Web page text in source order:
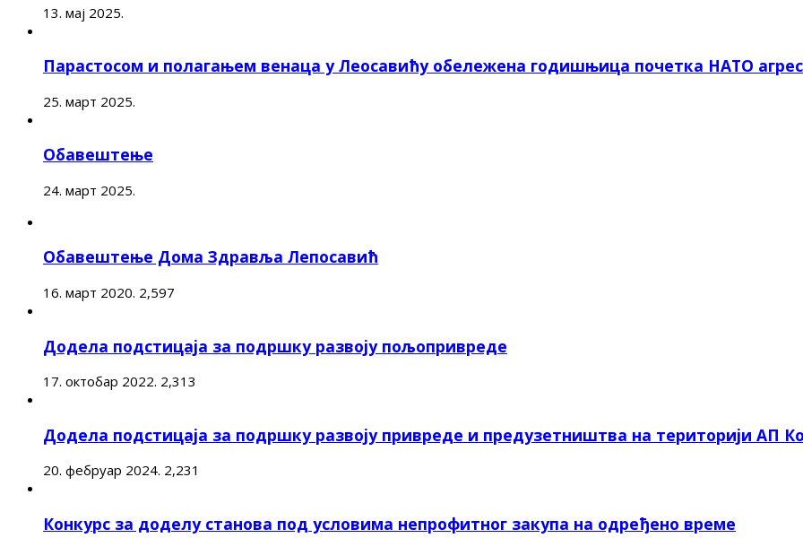
13. мај 2025.
Парастосом и полагањем венаца у Леосавићу обележена годишњица почетка НАТО
25. март 2025.
Обавештење
24. март 2025.
Обавештење Дома Здравља Лепосавић
16. март 2020. 2,597
Додела подстицаја за подршку развоју пољопривреде
17. октобар 2022. 2,313
Додела подстицаја за подршку развоју привреде и предузетништва на територији АП
20. фебруар 2024. 2,231
Конкурс за доделу станова под условима непрофитног закупа на одређено време